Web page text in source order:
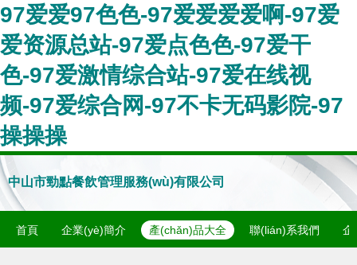
97爱爱97色色-97爱爱爱爱啊-97爱
爱资源总站-97爱点色色-97爱干
色-97爱激情综合站-97爱在线视
频-97爱综合网-97不卡无码影院-97
操操操
中山市勁點餐飲管理服務(wù)有限公司
首頁 企業(yè)簡介 產(chǎn)品大全 聯(lián)系我們 企